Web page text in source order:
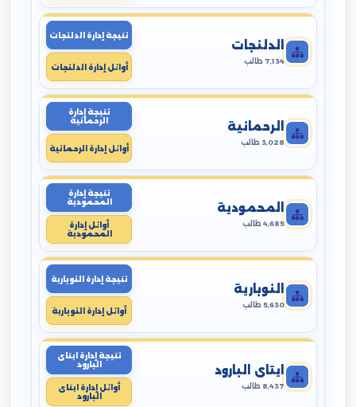
الدلنجات
7,134 طالب
نتيجة إدارة الدلنجات
أوائل إدارة الدلنجات
الرحمانية
3,028 طالب
نتيجة إدارة
الرحمانية
أوائل إدارة الرحمانية
المحمودية
4,685 طالب
نتيجة إدارة
المحمودية
أوائل إدارة
المحمودية
النوبارية
5,630 طالب
نتيجة إدارة النوبارية
أوائل إدارة النوبارية
ايتاى البارود
8,437 طالب
نتيجة إدارة ايتاى
البارود
أوائل إدارة ايتاى
البارود